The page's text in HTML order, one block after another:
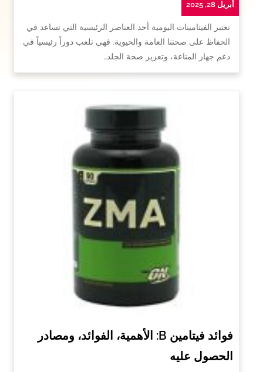
أبريل 28, 2025
تعتبر الفيتامينات اليومية أحد العناصر الرئيسية التي تساعد في
الحفاظ على صحتنا العامة والحيوية. فهي تلعب دوراً رئيسياً في
دعم جهاز المناعة، وتعزيز صحة الجلد…
فوائد فيتامين B: الأهمية، الفوائد، ومصادر
الحصول عليه